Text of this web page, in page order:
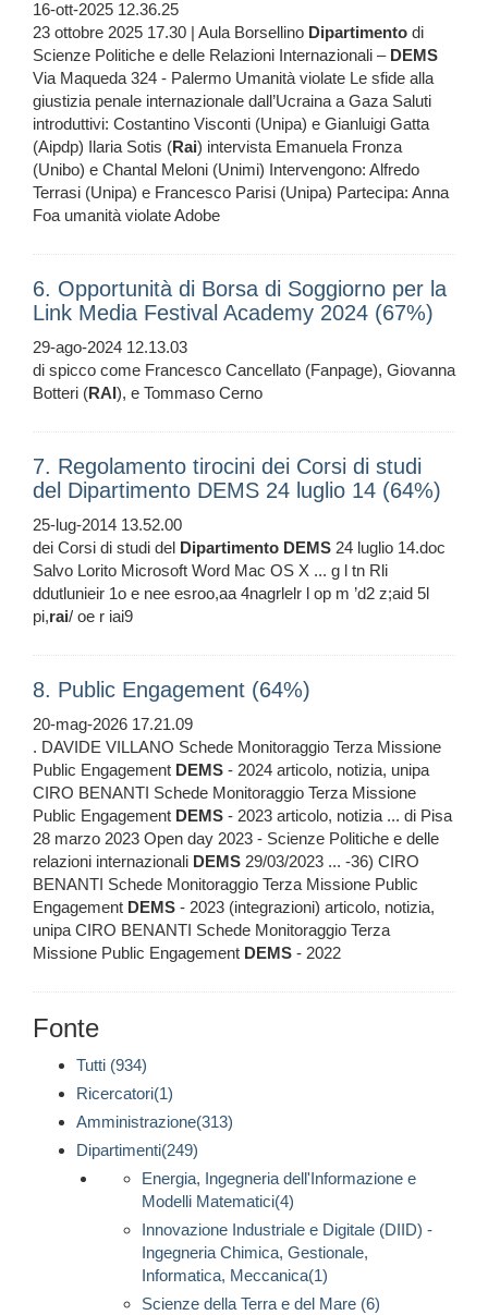
16-ott-2025 12.36.25
23 ottobre 2025 17.30 | Aula Borsellino Dipartimento di
Scienze Politiche e delle Relazioni Internazionali – DEMS
Via Maqueda 324 - Palermo Umanità violate Le sfide alla
giustizia penale internazionale dall’Ucraina a Gaza Saluti
introduttivi: Costantino Visconti (Unipa) e Gianluigi Gatta
(Aipdp) Ilaria Sotis (Rai) intervista Emanuela Fronza
(Unibo) e Chantal Meloni (Unimi) Intervengono: Alfredo
Terrasi (Unipa) e Francesco Parisi (Unipa) Partecipa: Anna
Foa umanità violate Adobe
6. Opportunità di Borsa di Soggiorno per la
Link Media Festival Academy 2024 (67%)
29-ago-2024 12.13.03
di spicco come Francesco Cancellato (Fanpage), Giovanna
Botteri (RAI), e Tommaso Cerno
7. Regolamento tirocini dei Corsi di studi
del Dipartimento DEMS 24 luglio 14 (64%)
25-lug-2014 13.52.00
dei Corsi di studi del Dipartimento DEMS 24 luglio 14.doc
Salvo Lorito Microsoft Word Mac OS X ... g l tn Rli
ddutlunieir 1o e nee esroo,aa 4nagrlelr l op m ’d2 z;aid 5l
pi,rai/ oe r iai9
8. Public Engagement (64%)
20-mag-2026 17.21.09
. DAVIDE VILLANO Schede Monitoraggio Terza Missione
Public Engagement DEMS - 2024 articolo, notizia, unipa
CIRO BENANTI Schede Monitoraggio Terza Missione
Public Engagement DEMS - 2023 articolo, notizia ... di Pisa
28 marzo 2023 Open day 2023 - Scienze Politiche e delle
relazioni internazionali DEMS 29/03/2023 ... -36) CIRO
BENANTI Schede Monitoraggio Terza Missione Public
Engagement DEMS - 2023 (integrazioni) articolo, notizia,
unipa CIRO BENANTI Schede Monitoraggio Terza
Missione Public Engagement DEMS - 2022
Fonte
Tutti (934)
Ricercatori(1)
Amministrazione(313)
Dipartimenti(249)
Energia, Ingegneria dell'Informazione e
Modelli Matematici(4)
Innovazione Industriale e Digitale (DIID) -
Ingegneria Chimica, Gestionale,
Informatica, Meccanica(1)
Scienze della Terra e del Mare (6)